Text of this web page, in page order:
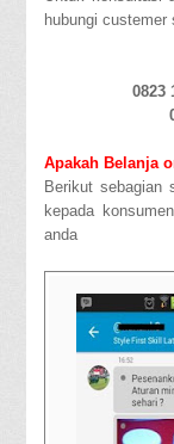
hubungi custemer
0823
Apakah Belanja
Berikut sebagian
kepada
anda